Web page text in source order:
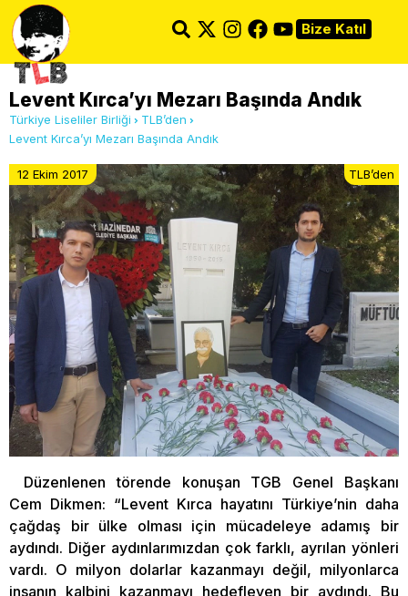
Bize Katıl
Levent Kırca’yı Mezarı Başında Andık
Türkiye Liseliler Birliği
TLB’den
Levent Kırca’yı Mezarı Başında Andık
12 Ekim 2017 TLB’den
Düzenlenen törende konuşan TGB Genel Başkanı
Cem Dikmen: “Levent Kırca hayatını Türkiye’nin daha
çağdaş bir ülke olması için mücadeleye adamış bir
aydındı. Diğer aydınlarımızdan çok farklı, ayrılan yönleri
vardı. O milyon dolarlar kazanmayı değil, milyonlarca
insanın kalbini kazanmayı hedefleyen bir aydındı. Bu